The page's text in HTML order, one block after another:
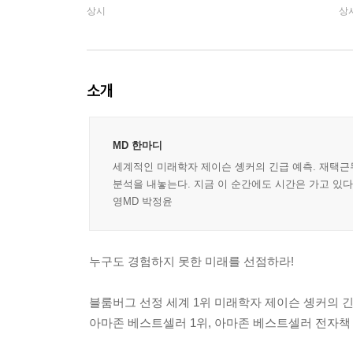
상시 상
소개
MD 한마디
세계적인 미래학자 제이슨 솅커의 긴급 예측. 재택
분석을 내놓는다. 지금 이 순간에도 시간은 가고 있
영MD 박정윤
누구도 경험하지 못한 미래를 선점하라!
블룸버그 선정 세계 1위 미래학자 제이슨 솅커의
아마존 베스트셀러 1위, 아마존 베스트셀러 전자책